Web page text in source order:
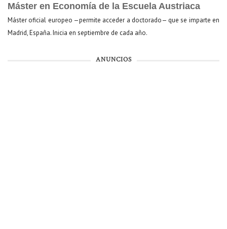
Máster en Economía de la Escuela Austriaca
Máster oficial europeo —permite acceder a doctorado— que se imparte en
Madrid, España. Inicia en septiembre de cada año.
ANUNCIOS